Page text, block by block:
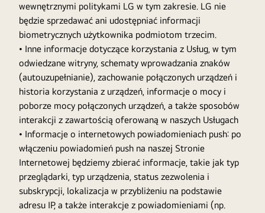
wewnętrznymi politykami LG w tym zakresie. LG nie
będzie sprzedawać ani udostępniać informacji
biometrycznych użytkownika podmiotom trzecim.
• Inne informacje dotyczące korzystania z Usług, w tym
odwiedzane witryny, schematy wprowadzania znaków
(autouzupełnianie), zachowanie połączonych urządzeń i
historia korzystania z urządzeń, informacje o mocy i
poborze mocy połączonych urządzeń, a także sposobów
interakcji z zawartością oferowaną w naszych Usługach
• Informacje o internetowych powiadomieniach push: po
włączeniu powiadomień push na naszej Stronie
Internetowej będziemy zbierać informacje, takie jak typ
przeglądarki, typ urządzenia, status zezwolenia i
subskrypcji, lokalizacja w przybliżeniu na podstawie
adresu IP, a także interakcje z powiadomieniami (np.